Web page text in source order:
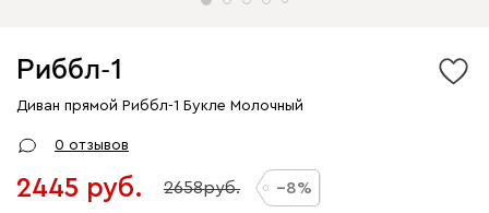
Риббл-1
Диван прямой Риббл-1 Букле Молочный
0 отзывов
2445 2658 8